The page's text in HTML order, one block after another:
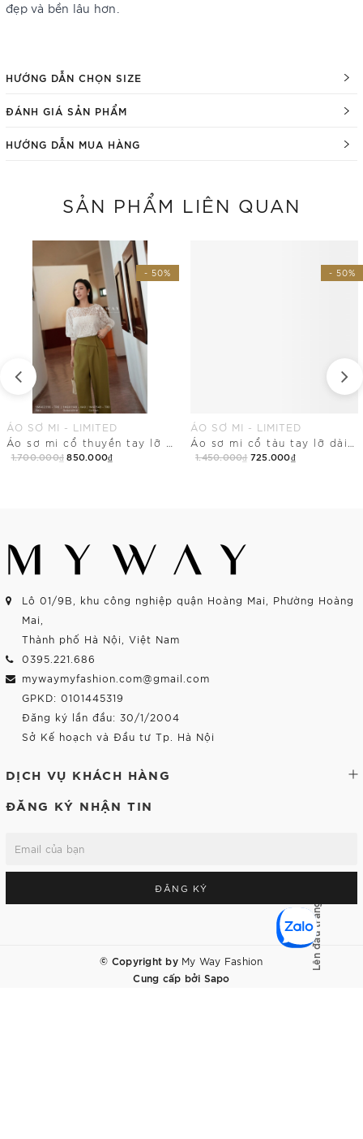
đẹp và bền lâu hơn.
HƯỚNG DẪN CHỌN SIZE
ĐÁNH GIÁ SẢN PHẨM
HƯỚNG DẪN MUA HÀNG
SẢN PHẨM LIÊN QUAN
- 50%
ÁO SƠ MI - LIMITED
1.700.000₫ 850.000₫
- 50%
ÁO SƠ MI - LIMITED
1.450.000₫ 725.000₫
Lô 01/9B, khu công nghiệp quận Hoàng Mai, Phường Hoàng
Mai,
Thành phố Hà Nội, Việt Nam
0395.221.686
mywaymyfashion.com@gmail.com
GPKD: 0101445319
Đăng ký lần đầu: 30/1/2004
Sở Kế hoạch và Đầu tư Tp. Hà Nội
DỊCH VỤ KHÁCH HÀNG
ĐĂNG KÝ NHẬN TIN
ĐĂNG KÝ
© Copyright by My Way Fashion
Cung cấp bởi Sapo
Lên đầu trang